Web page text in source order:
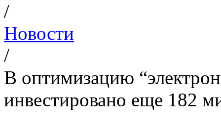
/
Новости
/
В оптимизацию
инвестировано еще 182